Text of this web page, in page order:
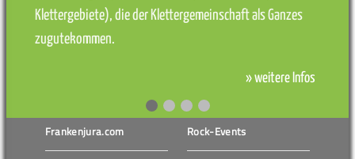
Klettergebiete), die der Klettergemeinschaft als Ganzes
zugutekommen.
» weitere Infos
Frankenjura.com Rock-Events